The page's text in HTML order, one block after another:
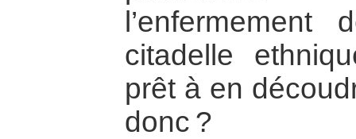
citadelle
prêt à en
donc ?